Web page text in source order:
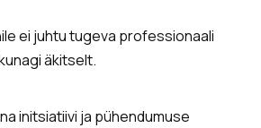
ei juhtu tugeva professionaali
äkitselt.
initsiatiivi ja pühendumuse